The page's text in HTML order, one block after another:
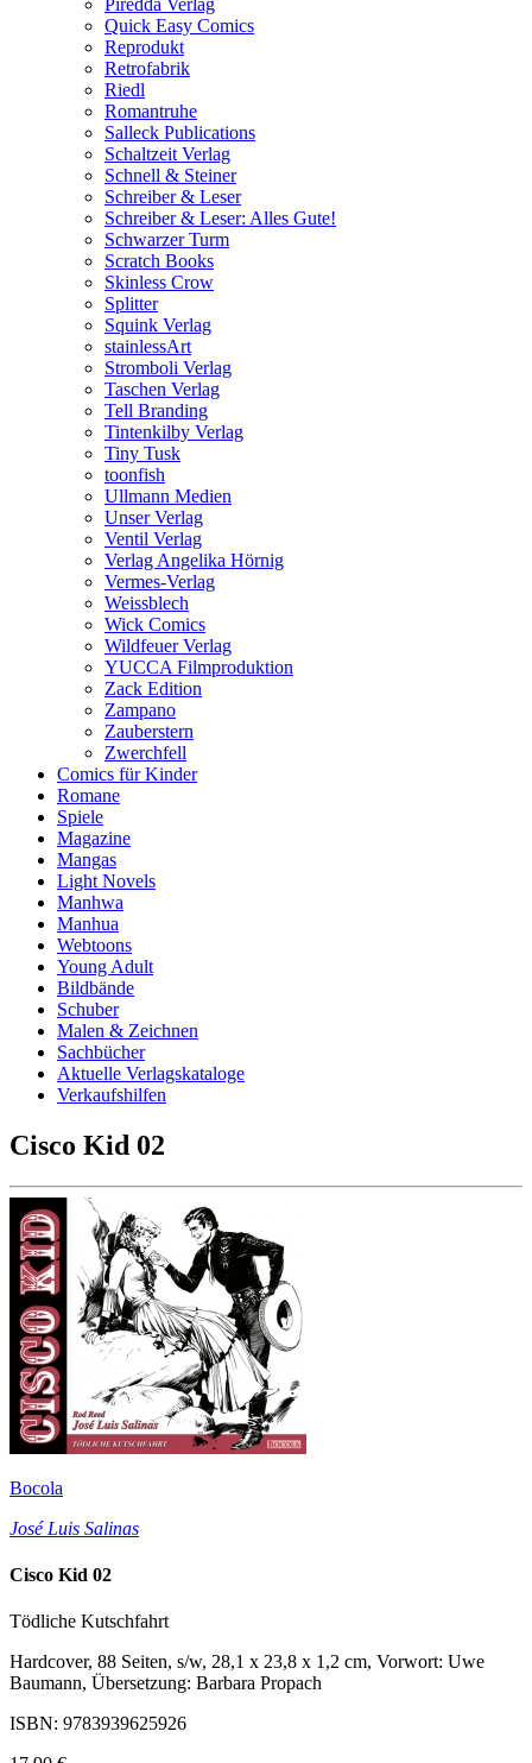
Piredda Verlag
Quick Easy Comics
Reprodukt
Retrofabrik
Riedl
Romantruhe
Salleck Publications
Schaltzeit Verlag
Schnell & Steiner
Schreiber & Leser
Schreiber & Leser: Alles Gute!
Schwarzer Turm
Scratch Books
Skinless Crow
Splitter
Squink Verlag
stainlessArt
Stromboli Verlag
Taschen Verlag
Tell Branding
Tintenkilby Verlag
Tiny Tusk
toonfish
Ullmann Medien
Unser Verlag
Ventil Verlag
Verlag Angelika Hörnig
Vermes-Verlag
Weissblech
Wick Comics
Wildfeuer Verlag
YUCCA Filmproduktion
Zack Edition
Zampano
Zauberstern
Zwerchfell
Comics für Kinder
Romane
Spiele
Magazine
Mangas
Light Novels
Manhwa
Manhua
Webtoons
Young Adult
Bildbände
Schuber
Malen & Zeichnen
Sachbücher
Aktuelle Verlagskataloge
Verkaufshilfen
Cisco Kid 02
Bocola
José Luis Salinas
Cisco Kid 02
Tödliche Kutschfahrt
Hardcover, 88 Seiten, s/w, 28,1 x 23,8 x 1,2 cm, Vorwort: Uwe
Baumann, Übersetzung: Barbara Propach
ISBN: 9783939625926